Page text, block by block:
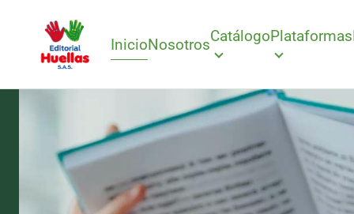
InicioNosotrosCatálogoPlataformas